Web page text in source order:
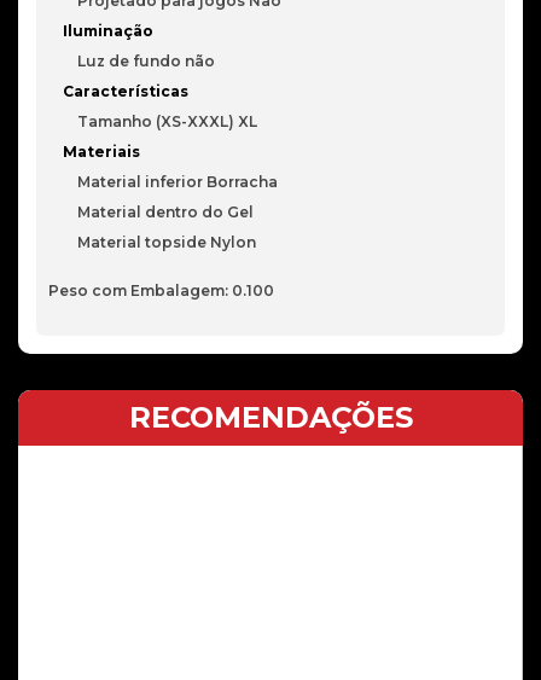
Iluminação
Luz de fundo não
Características
Tamanho (XS-XXXL) XL
Materiais
Material inferior Borracha
Material dentro do Gel
Material topside Nylon
Peso com Embalagem: 0.100
RECOMENDAÇÕES